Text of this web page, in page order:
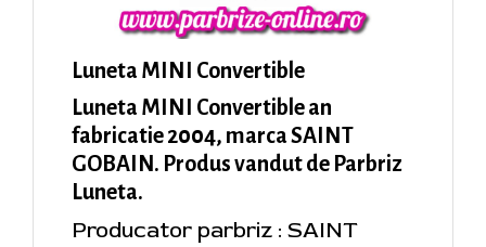
Luneta MINI Convertible
Luneta MINI Convertible an
fabricatie 2004, marca SAINT
GOBAIN. Produs vandut de Parbriz
Luneta.
Producator parbriz : SAINT